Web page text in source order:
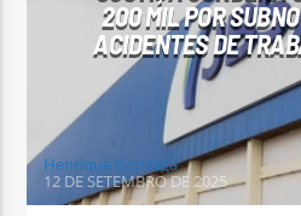
Arara Azul FM
200 MIL POR
ACIDENTES DE
Henrique Gonzaga
12 DE SETEMBRO DE 2025